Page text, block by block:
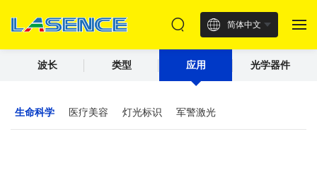
简体中文
波长 类型 应用 光学器件
生命科学 医疗美容 灯光标识 军警激光